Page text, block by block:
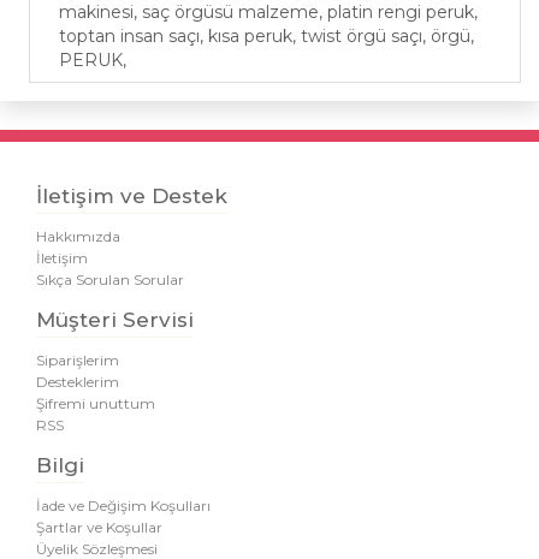
makinesi, saç örgüsü malzeme, platin rengi peruk,
toptan insan saçı, kısa peruk, twist örgü saçı, örgü,
PERUK,
İletişim ve Destek
Hakkımızda
İletişim
Sıkça Sorulan Sorular
Müşteri Servisi
Siparişlerim
Desteklerim
Şifremi unuttum
RSS
Bilgi
İade ve Değişim Koşulları
Şartlar ve Koşullar
Üyelik Sözleşmesi